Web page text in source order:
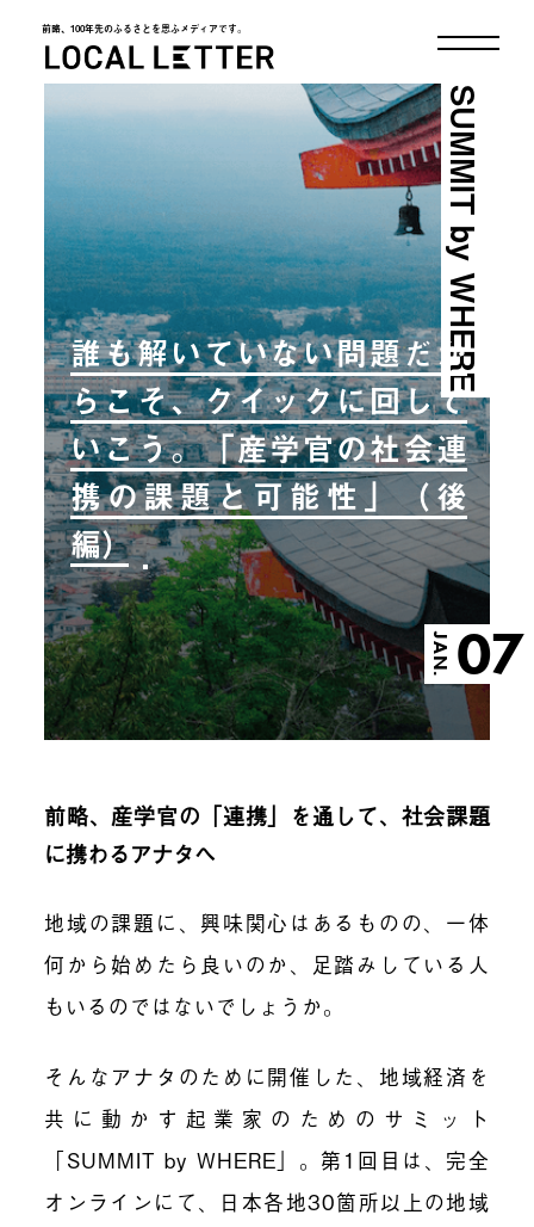
前略、100年先のふるさとを思ふメディアです。
LOCAL LETTER
誰も解いていない問題だか
らこそ、クイックに回して
いこう。「産学官の社会連
携の課題と可能性」（後
編）
JAN. 07
SUMMIT by WHERE
前略、産学官の「連携」を通して、社会課題
に携わるアナタへ
地域の課題に、興味関心はあるものの、一体
何から始めたら良いのか、足踏みしている人
もいるのではないでしょうか。
そんなアナタのために開催した、地域経済を
共に動かす起業家のためのサミット
「SUMMIT by WHERE」。第1回目は、完全
オンラインにて、日本各地30箇所以上の地域